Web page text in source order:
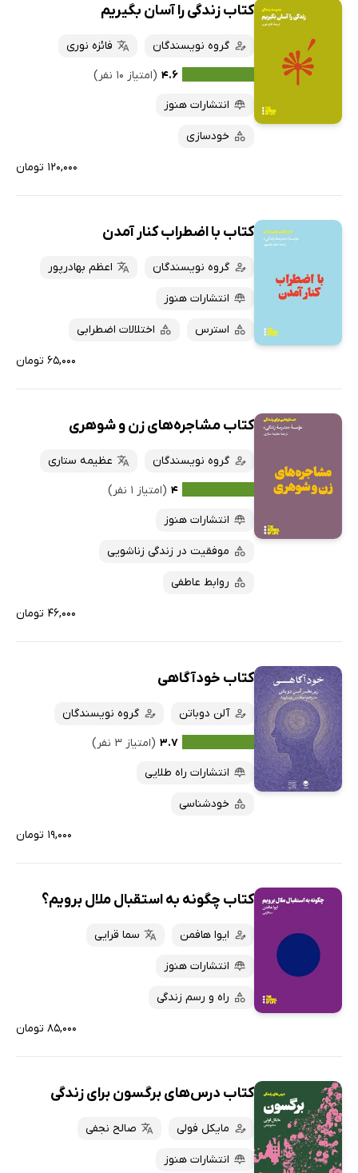
کتاب زندگی را آسان بگیریم
گروه نویسندگان
فائزه نوری
۴.۶ (امتیاز ۱۰ نفر)
انتشارات هنوز
خودسازی
۱۲۰,۰۰۰ تومان
کتاب با اضطراب کنار آمدن
گروه نویسندگان اعظم بهادرپور
انتشارات هنوز
استرس اختلالات اضطرابی
۶۵,۰۰۰ تومان
کتاب مشاجره‌های زن و شوهری
گروه نویسندگان
عظیمه ستاری
۴ (امتیاز ۱ نفر)
انتشارات هنوز
موفقیت در زندگی زناشویی
روابط عاطفی
۴۶,۰۰۰ تومان
کتاب خودآگاهی
آلن دوباتن
گروه نویسندگان
۳.۷ (امتیاز ۳ نفر)
انتشارات راه طلایی
خودشناسی
۱۹,۰۰۰ تومان
کتاب چگونه به استقبال ملال برویم؟
ایوا هافمن سما قرایی
انتشارات هنوز
راه و رسم زندگی
۸۵,۰۰۰ تومان
کتاب درس‌های برگسون برای زندگی
مایکل فولی صالح نجفی
انتشارات هنوز